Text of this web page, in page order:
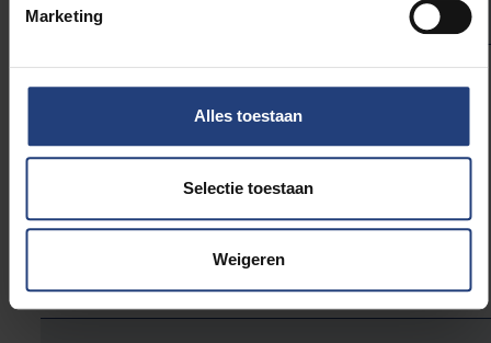
Marketing
Alles toestaan
Selectie toestaan
Weigeren
De publicatie van deze studie komt op een
1 december. Dit jaar staat de dag in het teken van het
thema"End Inequalities. End AIDS. End Pandemics.